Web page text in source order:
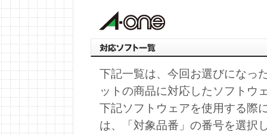
下記一覧は、今回お選びになっ
ットの商品に対応したソフトウ
下記ソフトウェアを使用する際
は、「対象品番」の番号を選択